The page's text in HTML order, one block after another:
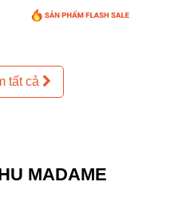
tất cả
MADAME